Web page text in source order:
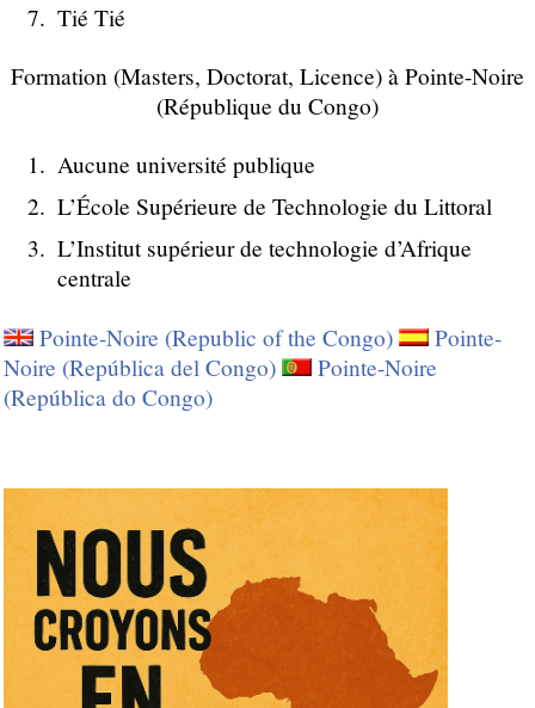
Tié Tié
Formation (Masters, Doctorat, Licence) à Pointe-Noire
(République du Congo)
Aucune université publique
L’École Supérieure de Technologie du Littoral
L’Institut supérieur de technologie d’Afrique
centrale
Pointe-Noire (Republic of the Congo)
Pointe-
Noire (República del Congo)
Pointe-Noire
(República do Congo)